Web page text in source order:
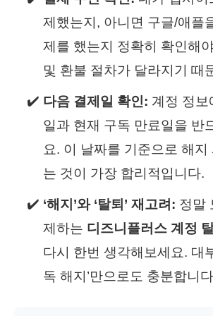
제했는지, 아니면 구글/애플
제를 했는지 정확히 확인해
및 환불 절차가 달라지기 때
다음 결제일 확인: 계정 정보
일과 현재 구독 만료일을 반
요. 이 날짜를 기준으로 해
는 것이 가장 합리적입니다.
‘해지’와 ‘탈퇴’ 재고려: 정말
제하는 디즈니플러스 계정
다시 한번 생각해보세요. 대
독 해지’만으로도 충분합니